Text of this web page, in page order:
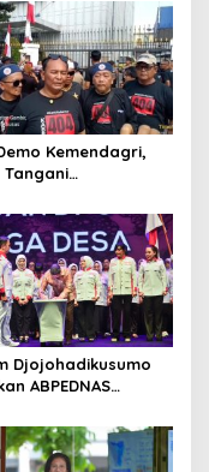
Kemendagri,
Tangani
Djojohadikusumo
ABPEDNAS
Ketahanan
dari Desa